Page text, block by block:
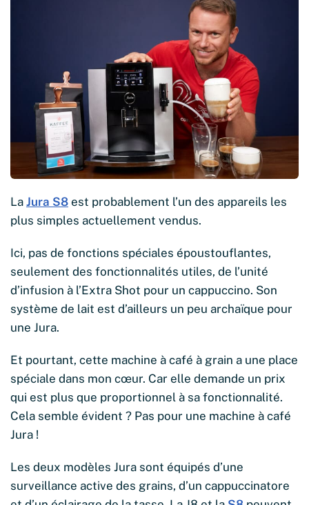
La Jura S8 est probablement l’un des appareils les
plus simples actuellement vendus.
Ici, pas de fonctions spéciales époustouflantes,
seulement des fonctionnalités utiles, de l’unité
d’infusion à l’Extra Shot pour un cappuccino. Son
système de lait est d’ailleurs un peu archaïque pour
une Jura.
Et pourtant, cette machine à café à grain a une place
spéciale dans mon cœur. Car elle demande un prix
qui est plus que proportionnel à sa fonctionnalité.
Cela semble évident ? Pas pour une machine à café
Jura !
Les deux modèles Jura sont équipés d’une
surveillance active des grains, d’un cappuccinatore